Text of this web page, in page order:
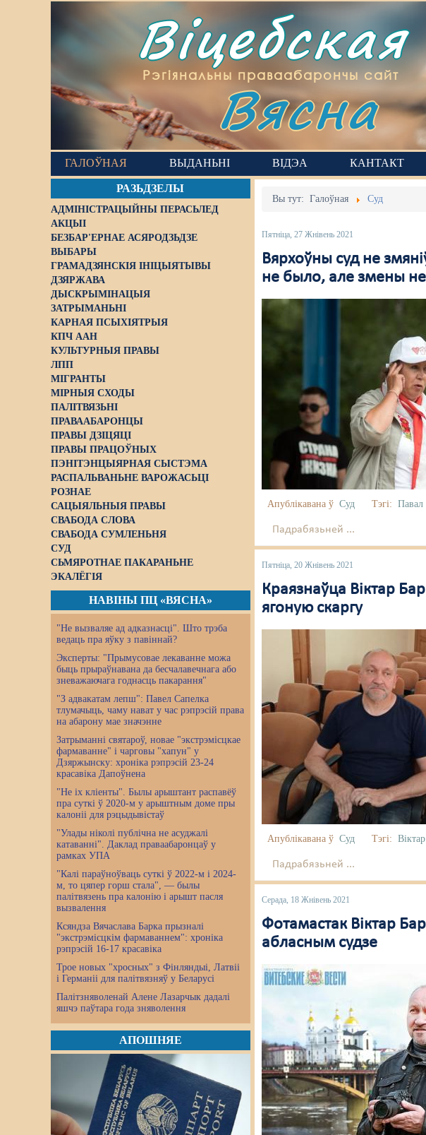
Віцебская
Рэгіянальны праваабарончы сайт
Вясна
ГАЛОЎНАЯ ВЫДАНЬНІ ВІДЭА КАНТАКТ
РАЗЬДЗЕЛЫ
АДМІНІСТРАЦЫЙНЫ ПЕРАСЬЛЕД
АКЦЫІ
БЕЗБАР'ЕРНАЕ АСЯРОДЗЬДЗЕ
ВЫБАРЫ
ГРАМАДЗЯНСКІЯ ІНІЦЫЯТЫВЫ
ДЗЯРЖАВА
ДЫСКРЫМІНАЦЫЯ
ЗАТРЫМАНЬНІ
КАРНАЯ ПСЫХІЯТРЫЯ
КПЧ ААН
КУЛЬТУРНЫЯ ПРАВЫ
ЛПП
МІГРАНТЫ
МІРНЫЯ СХОДЫ
ПАЛІТВЯЗЬНІ
ПРАВААБАРОНЦЫ
ПРАВЫ ДЗІЦЯЦІ
ПРАВЫ ПРАЦОЎНЫХ
ПЭНІТЭНЦЫЯРНАЯ СЫСТЭМА
РАСПАЛЬВАНЬНЕ ВАРОЖАСЬЦІ
РОЗНАЕ
САЦЫЯЛЬНЫЯ ПРАВЫ
СВАБОДА СЛОВА
СВАБОДА СУМЛЕНЬНЯ
СУД
СЬМЯРОТНАЕ ПАКАРАНЬНЕ
ЭКАЛЁГІЯ
НАВІНЫ ПЦ «ВЯСНА»
"Не вызваляе ад адказнасці". Што трэба
ведаць пра яўку з павіннай?
Эксперты: "Прымусовае лекаванне можа
быць прыраўнавана да бесчалавечнага або
зневажаючага годнасць пакарання"
"З адвакатам лепш": Павел Сапелка
тлумачыць, чаму нават у час рэпрэсій права
на абарону мае значэнне
Затрыманні святароў, новае "экстрэмісцкае
фармаванне" і чарговы "хапун" у
Дзяржынску: хроніка рэпрэсій 23-24
красавіка Дапоўнена
"Не іх кліенты". Былы арыштант распавёў
пра суткі ў 2020-м у арыштным доме пры
калоніі для рэцыдывістаў
"Улады ніколі публічна не асуджалі
катаванні". Даклад праваабаронцаў у
рамках УПА
"Калі параўноўваць суткі ў 2022-м і 2024-
м, то цяпер горш стала", — былы
палітвязень пра калонію і арышт пасля
вызвалення
Ксяндза Вячаслава Барка прызналі
"экстрэмісцкім фармаваннем": хроніка
рэпрэсій 16-17 красавіка
Трое новых "хросных" з Фінляндыі, Латвіі
і Германіі для палітвязняў у Беларусі
Палітзняволенай Алене Лазарчык дадалі
яшчэ паўтара года зняволення
АПОШНЯЕ
Вы тут:Галоўная Суд
Пятніца, 27 Жнівень 2021
Вярхоўны суд не
не было, але змены не
Апублікавана ў Суд Тэгі: Павал
Падрабязьней ...
Пятніца, 20 Жнівень 2021
Краязнаўца Віктар
ягоную скаргу
Апублікавана ў Суд Тэгі:
Падрабязьней ...
Серада, 18 Жнівень 2021
Фотамастак Віктар
абласным судзе